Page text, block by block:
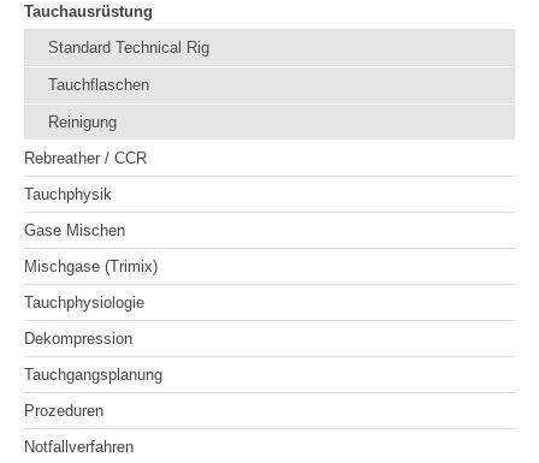
Tauchausrüstung
Standard Technical Rig
Tauchflaschen
Reinigung
Rebreather / CCR
Tauchphysik
Gase Mischen
Mischgase (Trimix)
Tauchphysiologie
Dekompression
Tauchgangsplanung
Prozeduren
Notfallverfahren